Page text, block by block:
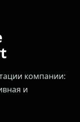
компании:
и